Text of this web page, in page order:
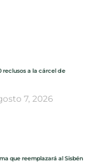
a la cárcel de
7, 2026
que reemplazará al Sisbén